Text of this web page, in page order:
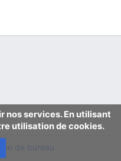
nos services. En utilisant
utilisation de cookies.
de bureau